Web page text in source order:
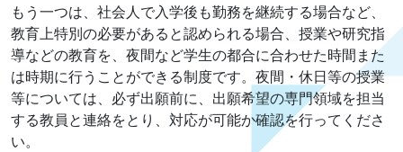
もう一つは、社会人で入学後も勤務を継続する場合など、
教育上特別の必要があると認められる場合、授業や研究指
導などの教育を、夜間など学生の都合に合わせた時間また
は時期に行うことができる制度です。夜間・休日等の授業
等については、必ず出願前に、出願希望の専門領域を担当
する教員と連絡をとり、対応が可能か確認を行ってくださ
い。